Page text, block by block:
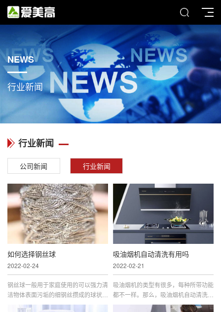
NEWS
行业新闻
行业新闻
公司新闻 行业新闻
如何选择钢丝球
2022-02-24
钢丝球一般用于家庭使用的可以强力清
洁物体表面污垢的细钢丝攒成的球状物
体，它是常用清洁球的一种。几乎每个
吸油烟机自动清洗有用吗
2022-02-21
吸油烟机的类型有很多，每种所带功能
都不一样。那么，吸油烟机自动清洗有
用吗?什么是油烟机自动清洗功能呢?